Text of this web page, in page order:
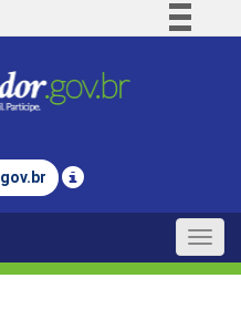
Comunica BR
Legislação
gov.br
Toggle